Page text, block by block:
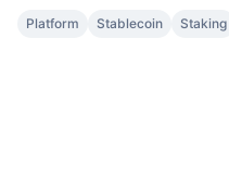
Platform
Stablecoin Staking